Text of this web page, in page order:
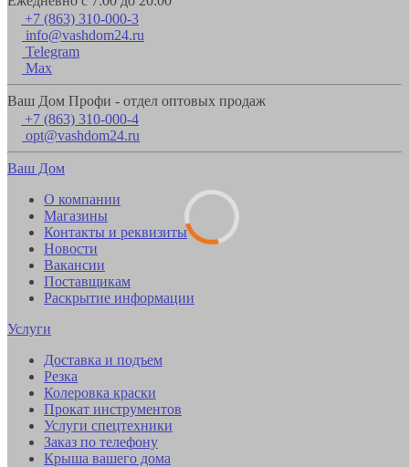
+7 (863) 310-000-3
info@vashdom24.ru
Telegram
Max
Ваш Дом Профи - отдел оптовых продаж
+7 (863) 310-000-4
opt@vashdom24.ru
Ваш Дом
О компании
Магазины
Контакты и реквизиты
Новости
Вакансии
Поставщикам
Раскрытие информации
Услуги
Доставка и подъем
Резка
Колеровка краски
Прокат инструментов
Услуги спецтехники
Заказ по телефону
Крыша вашего дома